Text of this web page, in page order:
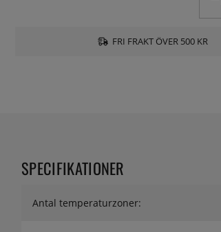
FRI FRAKT ÖVER 500 KR
SPECIFIKATIONER
Antal temperaturzoner: